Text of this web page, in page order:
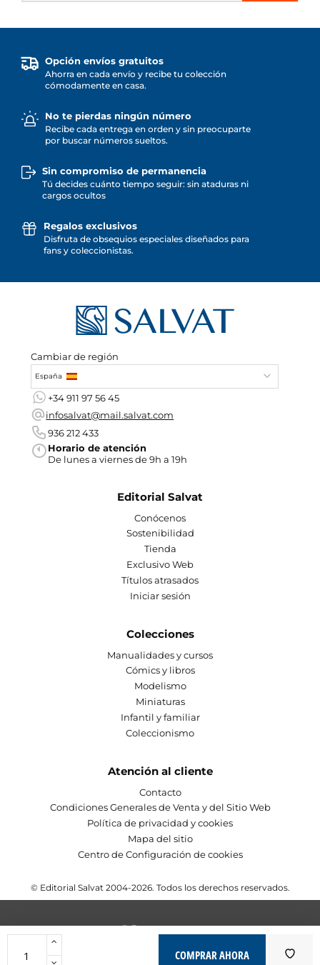
COMPRAR AHORA
Opción envíos gratuitos
Ahorra en cada envío y recibe tu colección
cómodamente en casa.
No te pierdas ningún número
Recibe cada entrega en orden y sin preocuparte
por buscar números sueltos.
Sin compromiso de permanencia
Tú decides cuánto tiempo seguir: sin ataduras ni
cargos ocultos
Regalos exclusivos
Disfruta de obsequios especiales diseñados para
fans y coleccionistas.
Cambiar de región
España
+34 911 97 56 45
infosalvat@mail.salvat.com
936 212 433
Horario de atención
De lunes a viernes de 9h a 19h
Editorial Salvat
Conócenos
Sostenibilidad
Tienda
Exclusivo Web
Títulos atrasados
Iniciar sesión
Colecciones
Manualidades y cursos
Cómics y libros
Modelismo
Miniaturas
Infantil y familiar
Coleccionismo
Atención al cliente
Contacto
Condiciones Generales de Venta y del Sitio Web
Política de privacidad y cookies
Mapa del sitio
Centro de Configuración de cookies
© Editorial Salvat 2004-2026. Todos los derechos reservados.